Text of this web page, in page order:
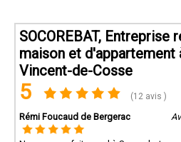
SOCOREBAT, Entreprise
maison et d'appartement
Vincent-de-Cosse
5 (12 avis )
Rémi Foucaud de Bergerac